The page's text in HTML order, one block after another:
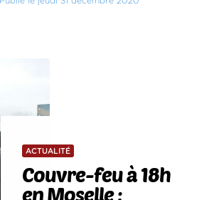
ACTUALITÉ
Couvre-feu à 18h
en Moselle :